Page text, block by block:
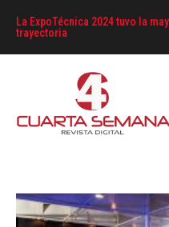
La ExpoTécnica 2024 tuvo la
trayectoria